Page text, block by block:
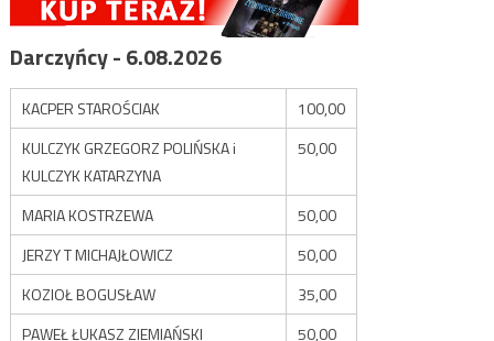
Darczyńcy - 6.08.2026
KACPER STAROŚCIAK
100,00
KULCZYK GRZEGORZ POLIŃSKA i
KULCZYK KATARZYNA
50,00
MARIA KOSTRZEWA
50,00
JERZY T MICHAJŁOWICZ
50,00
KOZIOŁ BOGUSŁAW
35,00
PAWEŁ ŁUKASZ ZIEMIAŃSKI
50,00